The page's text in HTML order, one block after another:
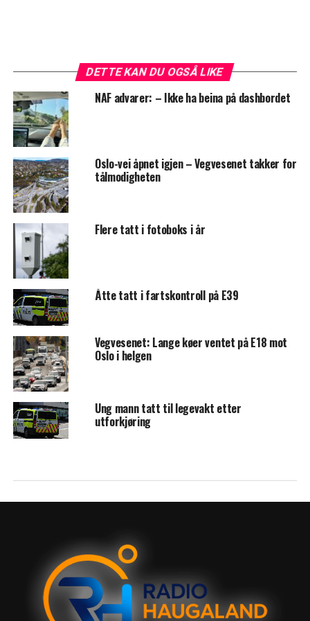
DETTE KAN DU OGSÅ LIKE
NAF advarer: – Ikke ha beina på dashbordet
Oslo-vei åpnet igjen – Vegvesenet takker for
tålmodigheten
Flere tatt i fotoboks i år
Åtte tatt i fartskontroll på E39
Vegvesenet: Lange køer ventet på E18 mot
Oslo i helgen
Ung mann tatt til legevakt etter
utforkjøring